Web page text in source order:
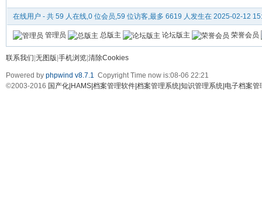
在线用户 - 共 59 人在线,0 位会员,59 位访客,最多 6619 人发生在 2025-02-12
管理员 总版主 论坛版主 荣誉会员
联系我们 无图版 手机浏览 清除Cookies
Powered by phpwind v8.7.1 Copyright Time now is:08-06 22:21
©2003-2016 国产化|HAMS|档案管理软件|档案管理系统|知识管理系统|电子档案